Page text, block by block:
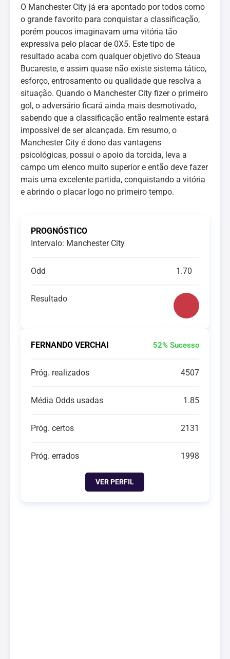
O Manchester City já era apontado por todos como
o grande favorito para conquistar a classificação,
porém poucos imaginavam uma vitória tão
expressiva pelo placar de 0X5. Este tipo de
resultado acaba com qualquer objetivo do Steaua
Bucareste, e assim quase não existe sistema tático,
esforço, entrosamento ou qualidade que resolva a
situação. Quando o Manchester City fizer o primeiro
gol, o adversário ficará ainda mais desmotivado,
sabendo que a classificação então realmente estará
impossível de ser alcançada. Em resumo, o
Manchester City é dono das vantagens
psicológicas, possui o apoio da torcida, leva a
campo um elenco muito superior e então deve fazer
mais uma excelente partida, conquistando a vitória
e abrindo o placar logo no primeiro tempo.
PROGNÓSTICO
Intervalo: Manchester City
Odd 1.70
Resultado
FERNANDO VERCHAI 52% Sucesso
Próg. realizados 4507
Média Odds usadas 1.85
Próg. certos 2131
Próg. errados 1998
VER PERFIL